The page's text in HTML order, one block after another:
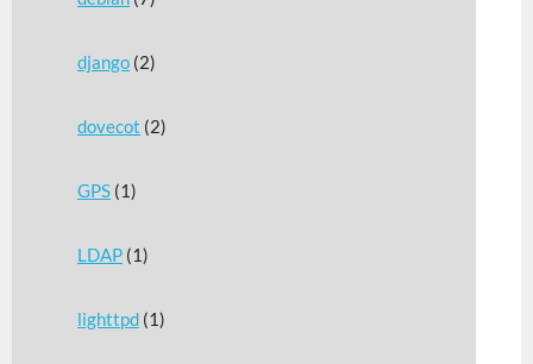
django (2)
dovecot (2)
GPS (1)
LDAP (1)
lighttpd (1)